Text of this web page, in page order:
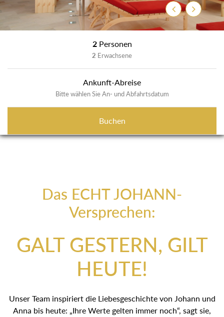
ZurückWeiter
2 Personen
2 Erwachsene
Ankunft-Abreise
Bitte wählen Sie An- und Abfahrtsdatum
Buchen
Das ECHT JOHANN-
Versprechen:
GALT GESTERN, GILT
HEUTE!
Unser Team inspiriert die Liebesgeschichte von Johann und
Anna bis heute: „Ihre Werte gelten immer noch“, sagt sie,